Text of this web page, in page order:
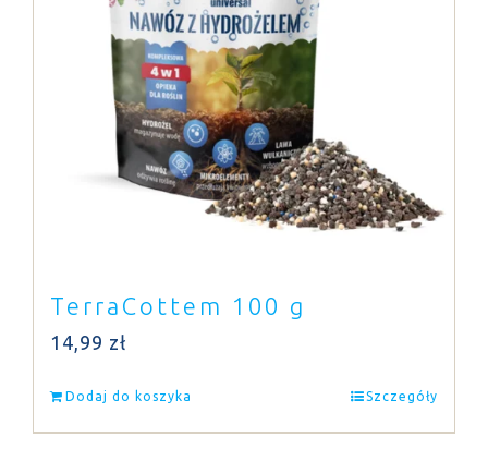
TerraCottem 100 g
14,99 zł
Dodaj do koszyka Szczegóły